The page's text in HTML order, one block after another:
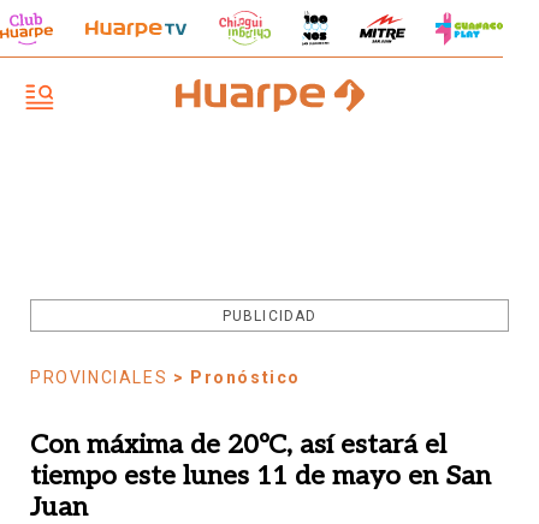
PUBLICIDAD
PROVINCIALES > Pronóstico
Con máxima de 20ºC, así estará el
tiempo este lunes 11 de mayo en San
Juan